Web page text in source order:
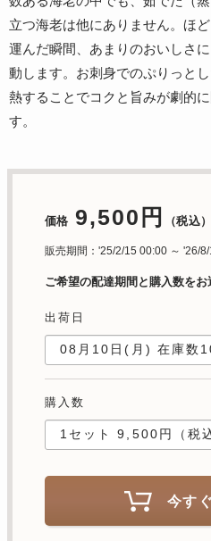
立つ海老は他にありません。ほ
運んだ瞬間、あまりのおいしさ
動します。お刺身でのぷりっと
熱することでコクと旨みが劇的
す。
価格 9,500円 （税込）
販売期間：'25/2/15 00:00 ～ '26/
ご希望の配達期間と購入数を
出荷日
購入数
今す